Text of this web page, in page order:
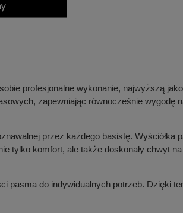
profesjonalne wykonanie, najwyższą
zapewniając równocześnie wygodę
przez każdego basistę. Wyściółka
tylko komfort, ale także doskonały chwyt
pasma do indywidualnych potrzeb. Dzięki